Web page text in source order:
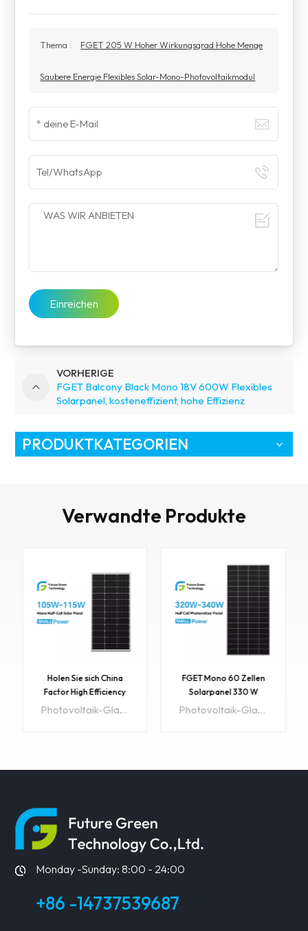
Thema : FGET 205 W Hoher Wirkungsgrad Hohe Menge
Saubere Energie Flexibles Solar-Mono-Photovoltaikmodul
Einreichen
VORHERIGE
FGET Balcony Black Mono 18V 600W Flexibles
Solarpanel, kosteneffizient, hohe Effizienz
PRODUKTKATEGORIEN
Verwandte Produkte
Holen Sie sich China
Factor High Efficiency
Best Material 350W 72Photovoltaik-Glasfassadenprodukte können in großem Umfang in Gebäudebeschattungssystemen, Gebäudefassaden, Photovoltaikdächern, Photovoltaiktüren und -fenstern und anderen Photovoltaik-Stromerzeugungsanlagen eingesetzt werden. Hohe Qualität, sstarke Anwendbarkeit,gute Ausgangseffizienz, geringer Lichteffekt usw. Artikel-Nr.:FGET350W-MGröße: 1960 x 992 x 40 mmGewicht: 22,5 kgMindestbestellmenge: 10 StückVorlaufzeit: 15 TageOEM:Verfügbar Ursprüngliche Region: ChinaMaximale Leistung: 350 WPanel-Effizienz: 21-22,5 %Solarzelle :A-grad
ERFAHREN
FGET Mono 60 Zellen
Solarpanel 330 W
Photovoltaik-Panel für
Photovoltaik-Glasfassadenprodukte können in großem Umfang in Gebäudebeschattungssystemen, Gebäudefassaden, Photovoltaikdächern, Photovoltaiktüren und -fenstern und anderen Photovoltaik-Stromerzeugungsanlagen eingesetzt werden. Hohe Qualität, sstarke Anwendbarkeit,gute Ausgangseffizienz, geringer Lichteffekt usw.Artikel-Nr.:Sh-330W-01Größe: 1730 x 900 x 35 mmGewicht: 17,13 kgMindestbestellmenge: 10 StückVorlaufzeit: 15 TageOEM:Verfügbar Ursprüngliche Region: ChinaMaximale Leistung: 330 WPanel-Effizienz: 21-22,5 %Solarzelle :A-grad
Monday -Sunday: 8:00 - 24:00
+86 -14737539687